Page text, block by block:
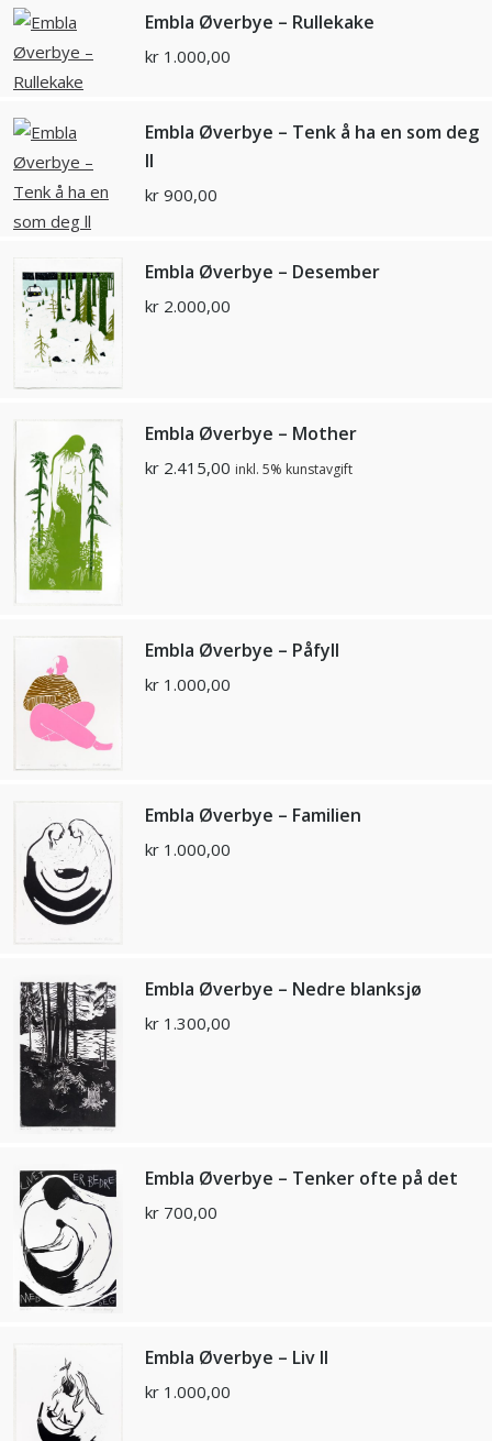
Embla Øverbye – Rullekake
kr 1.000,00
Embla Øverbye – Tenk å ha en som deg
ll
kr 900,00
Embla Øverbye – Desember
kr 2.000,00
Embla Øverbye – Mother
kr 2.415,00 inkl. 5% kunstavgift
Embla Øverbye – Påfyll
kr 1.000,00
Embla Øverbye – Familien
kr 1.000,00
Embla Øverbye – Nedre blanksjø
kr 1.300,00
Embla Øverbye – Tenker ofte på det
kr 700,00
Embla Øverbye – Liv II
kr 1.000,00